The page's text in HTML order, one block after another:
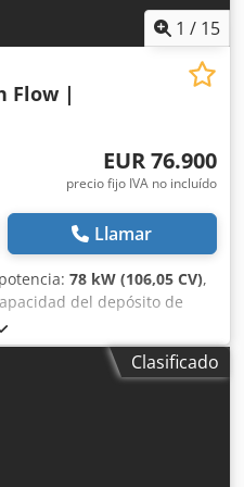
1 / 15
Flow |
EUR 76.900
precio fijo IVA no incluído
Llamar
78 kW (106,05 CV),
del depósito de
, altura de elevación:
, horas de funcionamiento:
, Número de
Clasificado